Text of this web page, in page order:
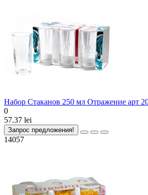
Набор Стаканов 250 мл Отражение арт
0
57.37 lei
Запрос предложения!
14057